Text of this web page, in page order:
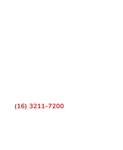
(16) 3211-7200